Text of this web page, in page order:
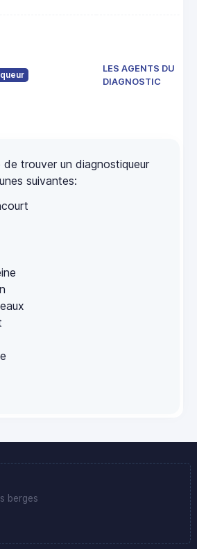
LES AGENTS DU
DIAGNOSTIC
trouver un diagnostiqueur
suivantes:
berges